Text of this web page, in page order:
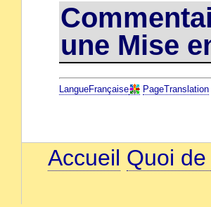
une Mise
LangueFrançaise PageTranslation
Accueil Quoi